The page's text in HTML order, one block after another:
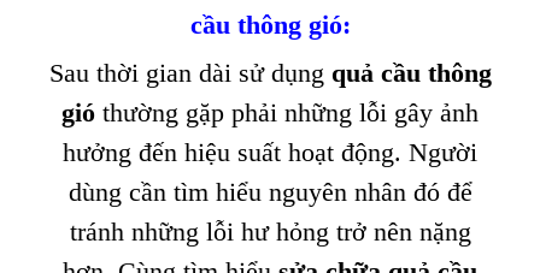
cầu thông gió:
Sau thời gian dài sử dụng quả cầu thông
gió thường gặp phải những lỗi gây ảnh
hưởng đến hiệu suất hoạt động. Người
dùng cần tìm hiểu nguyên nhân đó để
tránh những lỗi hư hỏng trở nên nặng